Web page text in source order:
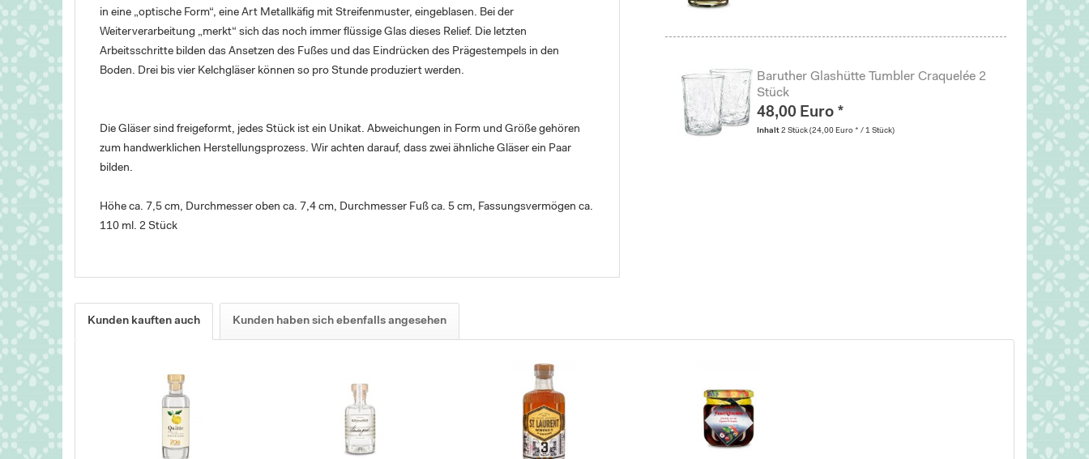
in eine „optische Form“, eine Art Metallkäfig mit Streifenmuster, eingeblasen. Bei der
Weiterverarbeitung „merkt“ sich das noch immer flüssige Glas dieses Relief. Die letzten
Arbeitsschritte bilden das Ansetzen des Fußes und das Eindrücken des Prägestempels in den
Boden. Drei bis vier Kelchgläser können so pro Stunde produziert werden.
Die Gläser sind freigeformt, jedes Stück ist ein Unikat. Abweichungen in Form und Größe gehören
zum handwerklichen Herstellungsprozess. Wir achten darauf, dass zwei ähnliche Gläser ein Paar
bilden.
Höhe ca. 7,5 cm, Durchmesser oben ca. 7,4 cm, Durchmesser Fuß ca. 5 cm, Fassungsvermögen ca.
110 ml. 2 Stück
Baruther Glashütte Tumbler Craquelée 2
Stück
48,00 Euro *
Inhalt 2 Stück (24,00 Euro * / 1 Stück)
Kunden kauften auch Kunden haben sich ebenfalls angesehen